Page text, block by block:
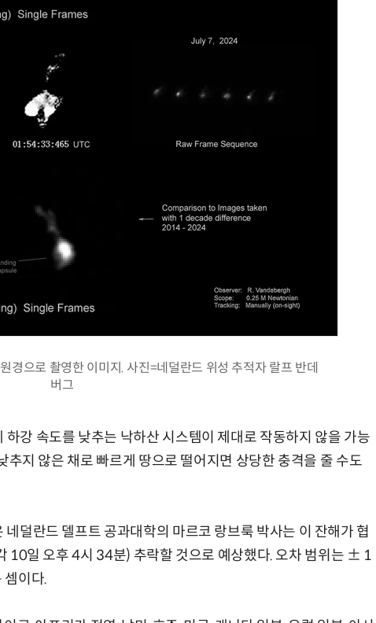
으로 촬영한 이미지. 사진=네덜란드 위성 추적자 랄프 반데
버그
강 속도를 낮추는 낙하산 시스템이 제대로 작동하지 않을 가능
지 않은 채로 빠르게 땅으로 떨어지면 상당한 충격을 줄 수도
덜란드 델프트 공과대학의 마르코 랑브룩 박사는 이 잔해가 협
10일 오후 4시 34분) 추락할 것으로 예상했다. 오차 범위는 ± 1
셈이다.